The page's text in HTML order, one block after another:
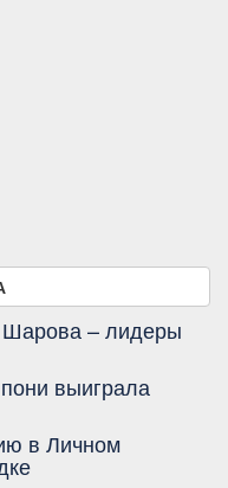
Шарова – лидеры
выиграла
в Личном